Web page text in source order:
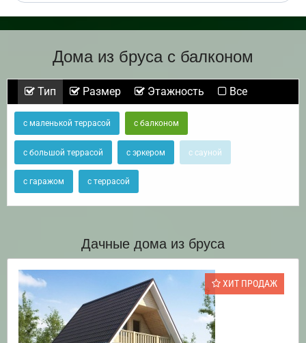
Дома из бруса с балконом
Тип Размер Этажность Все
с маленькой террасой с балконом
с большой террасой с эркером с сауной
с гаражом с террасой
Дачные дома из бруса
ХИТ ПРОДАЖ